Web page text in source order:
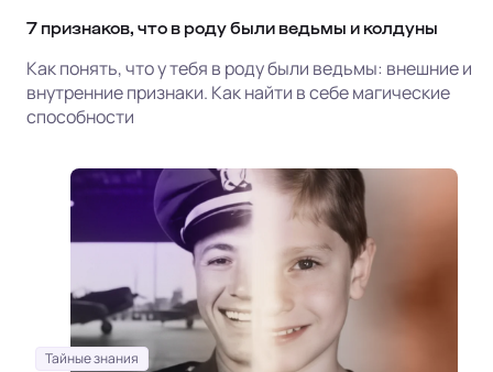
7 признаков, что в роду были ведьмы и колдуны
Как понять, что у тебя в роду были ведьмы: внешние и
внутренние признаки. Как найти в себе магические
способности
Тайные знания